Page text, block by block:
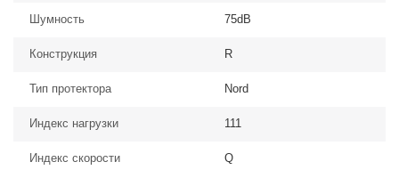
Шумность 75dB
Конструкция R
Тип протектора Nord
Индекс нагрузки 111
Индекс скорости Q